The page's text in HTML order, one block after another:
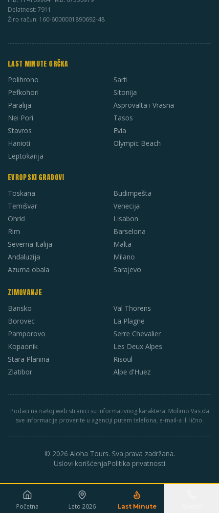
Delatnost: 7911
Žiro račun: 160-6000001890692-48
LAST MINUTE GRČKA
Polihrono
Pefkohori
Paralija
Nei Pori
Stavros
Hanioti
Leptokarija
Sarti
Sitonija
Asprovalta i Vrasna
Tasos
Evia
Olympic Beach
EVROPSKI GRADOVI
Toskana
Temišvar
Ohrid
Rim
Severna Italija
Andaluzija
Azurna obala
Budimpešta
Venecija
Lisabon
Barselona
Malta
Milano
Sarajevo
ZIMOVANJE
Bansko
Borovec
Pamporovo
Kopaonik
Stara Planina
Zlatibor
Val Thorens
La Plagne
Serre Chevalier
Les Deux Alpes
Risoul
Alpe d'Huez
Podaci na našoj web stranici su informativnog karaktera. Molimo Vas da
sve informacije proverite u agenciji putem telefona, e-mail-a ili lično.
© 2026 Aloha Tours. Sva prava zadržana.
Uslovi korišćenjaPolitika privatnosti
Početna Leto 2026 Last Minute